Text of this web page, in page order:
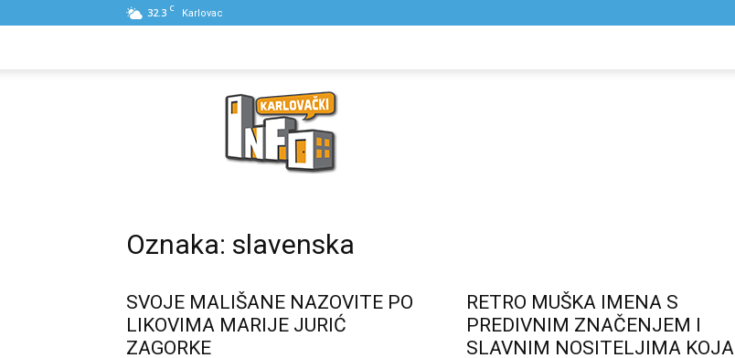
32.3 C Karlovac
Karlovački
Oznaka: slavenska
SVOJE MALIŠANE NAZOVITE PO
LIKOVIMA MARIJE JURIĆ
ZAGORKE
RETRO MUŠKA IMENA S
PREDIVNIM ZNAČENJEM I
SLAVNIM NOSITELJIMA KOJA